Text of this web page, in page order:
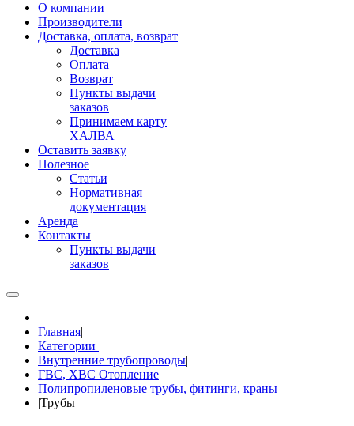
О компании
Производители
Доставка, оплата, возврат
Доставка
Оплата
Возврат
Пункты выдачи
заказов
Принимаем карту
ХАЛВА
Оставить заявку
Полезное
Статьи
Нормативная
документация
Аренда
Контакты
Пункты выдачи
заказов
Главная|
Категории |
Внутренние трубопроводы|
ГВС, ХВС Отопление|
Полипропиленовые трубы, фитинги, краны
|Трубы